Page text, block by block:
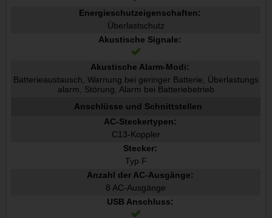
Energieschutzeigenschaften:
Überlastschutz
Akustische Signale:
Akustische Alarm-Modi:
Batterieaustausch, Warnung bei geringer Batterie, Überlastungs
alarm, Störung, Alarm bei Batteriebetrieb
Anschlüsse und Schnittstellen
AC-Steckertypen:
C13-Koppler
Stecker:
Typ F
Anzahl der AC-Ausgänge:
8 AC-Ausgänge
USB Anschluss: